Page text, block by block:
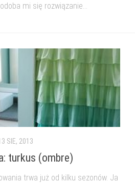
mi się rozwiązanie...
SIE, 2013
turkus (ombre)
trwa już od kilku sezonów. Ja